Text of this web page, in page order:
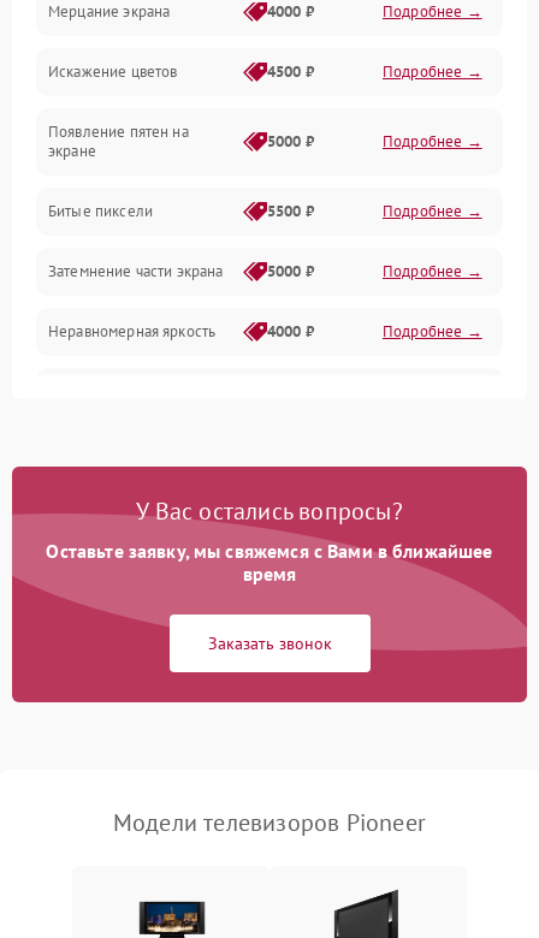
Подсветка и LED-модули
Звук и аудиосистема
Сигнал и приём каналов
Механические повреждения
Программное обеспечение
Сеть и подключения
Аудио
Сетевая
Мерцание экрана 4000 ₽ Подробнее →
Искажение цветов 4500 ₽ Подробнее →
Появление пятен на
экране
5000 ₽ Подробнее →
Битые пиксели 5500 ₽ Подробнее →
Затемнение части экрана 5000 ₽ Подробнее →
Неравномерная яркость 4000 ₽ Подробнее →
У Вас остались вопросы?
Оставьте заявку, мы свяжемся с Вами в ближайшее
время
Заказать звонок
Модели телевизоров Pioneer